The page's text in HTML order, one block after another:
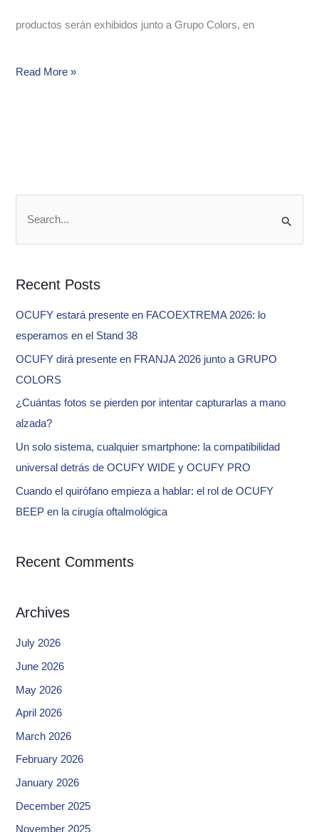
productos serán exhibidos junto a Grupo Colors, en
Read More »
e
r
:
Recent Posts
OCUFY estará presente en FACOEXTREMA 2026: lo
esperamos en el Stand 38
OCUFY dirá presente en FRANJA 2026 junto a GRUPO
COLORS
¿Cuántas fotos se pierden por intentar capturarlas a mano
alzada?
Un solo sistema, cualquier smartphone: la compatibilidad
universal detrás de OCUFY WIDE y OCUFY PRO
Cuando el quirófano empieza a hablar: el rol de OCUFY
BEEP en la cirugía oftalmológica
Recent Comments
Archives
July 2026
June 2026
May 2026
April 2026
March 2026
February 2026
January 2026
December 2025
November 2025